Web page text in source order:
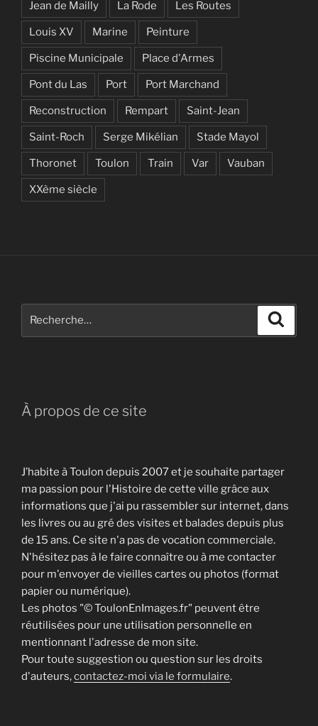
Jean de Mailly La Rode Les Routes
Louis XV Marine Peinture
Piscine Municipale Place d'Armes
Pont du Las Port Port Marchand
Reconstruction Rempart Saint-Jean
Saint-Roch Serge Mikélian Stade Mayol
Thoronet Toulon Train Var Vauban
XXème siècle
À propos de ce site
J’habite à Toulon depuis 2007 et je souhaite partager
ma passion pour l'Histoire de cette ville grâce aux
informations que j'ai pu rassembler sur internet, dans
les livres ou au gré des visites et balades depuis plus
de 15 ans. Ce site n'a pas de vocation commerciale.
N'hésitez pas à le faire connaître ou à me contacter
pour m'envoyer de vieilles cartes ou photos (format
papier ou numérique).
Les photos "© ToulonEnImages.fr" peuvent être
réutilisées pour une utilisation personnelle en
mentionnant l'adresse de mon site.
Pour toute suggestion ou question sur les droits
d'auteurs,contactez-moi via le formulaire.